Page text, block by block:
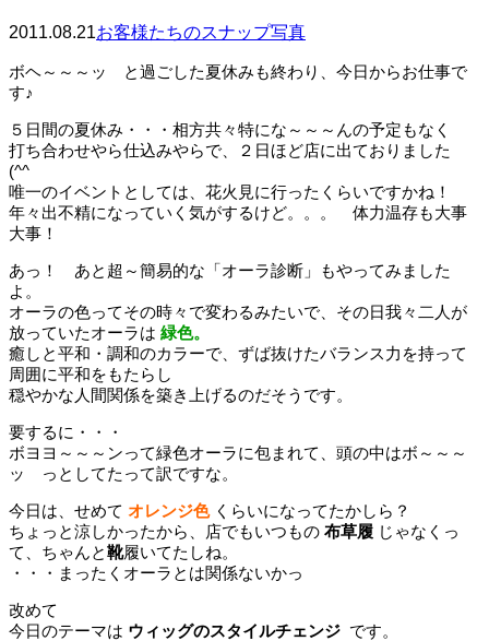
2011.08.21お客様たちのスナップ写真
ボヘ～～～ッ と過ごした夏休みも終わり、今日からお仕事で
す♪
５日間の夏休み・・・相方共々特にな～～～んの予定もなく
打ち合わせやら仕込みやらで、２日ほど店に出ておりました
(^^ゞ
唯一のイベントとしては、花火見に行ったくらいですかね！
年々出不精になっていく気がするけど。。。 体力温存も大事
大事！
あっ！ あと超～簡易的な「オーラ診断」もやってみました
よ。
オーラの色ってその時々で変わるみたいで、その日我々二人が
放っていたオーラは 緑色。
癒しと平和・調和のカラーで、ずば抜けたバランス力を持って
周囲に平和をもたらし
穏やかな人間関係を築き上げるのだそうです。
要するに・・・
ボヨヨ～～～ンって緑色オーラに包まれて、頭の中はボ～～～
ッ っとしてたって訳ですな。
今日は、せめて オレンジ色くらいになってたかしら？
ちょっと涼しかったから、店でもいつもの 布草履 じゃなくっ
て、ちゃんと靴履いてたしね。
・・・まったくオーラとは関係ないかっ
改めて
今日のテーマは ウィッグのスタイルチェンジ です。